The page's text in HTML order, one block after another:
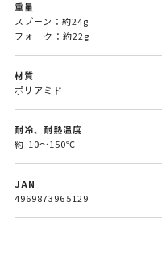
重量
スプーン：約24g
フォーク：約22g
材質
ポリアミド
耐冷、耐熱温度
約-10～150℃
JAN
4969873965129